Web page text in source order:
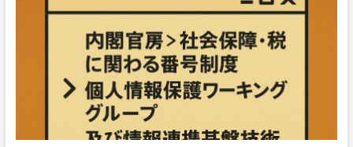
態
最
デ
ン
テ